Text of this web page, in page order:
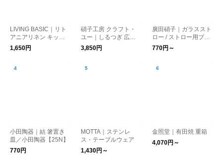
LIVING BASIC｜リト
アニアリネン キッチ
ンクロス 生活雑貨
1,650円
硝子工房 クラフト・
ユー｜しるつぎ 広口
［新生活］
3,850円
廣田硝子｜ガラススト
ロー / ストロー用ブラ
シ［エコ・洗える・マ
イストロー］
770円～
小田陶器｜結 箸置き
皿／小田陶器【25N】
770円
MOTTA｜ステンレ
ス・テーブルウェア
1,430円～
金照堂｜有田焼 重箱
4,070円～